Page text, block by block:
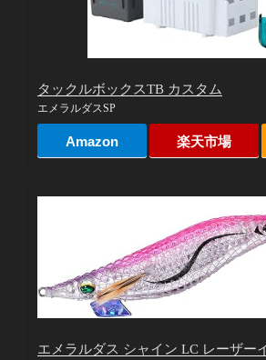
タックルボックスTB カスタム
エメラルダスSP
Amazon 楽天市場
エメラルダス シャイン LC レーザー